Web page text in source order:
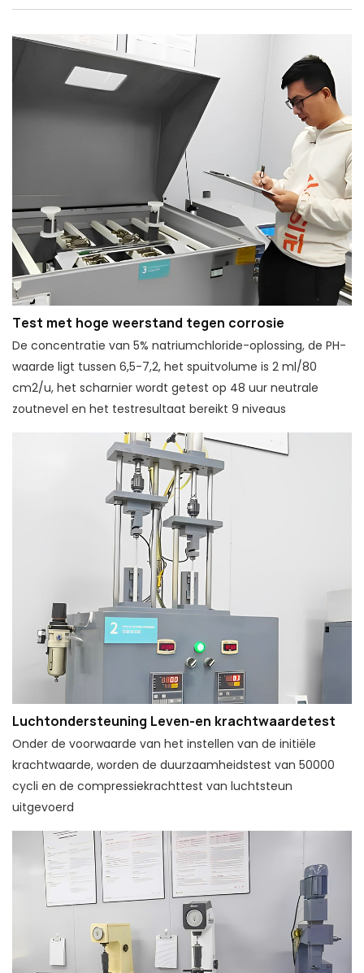
Test met hoge weerstand tegen corrosie
De concentratie van 5% natriumchloride-oplossing, de PH-
waarde ligt tussen 6,5-7,2, het spuitvolume is 2 ml/80
cm2/u, het scharnier wordt getest op 48 uur neutrale
zoutnevel en het testresultaat bereikt 9 niveaus
Luchtondersteuning Leven-en krachtwaardetest
Onder de voorwaarde van het instellen van de initiële
krachtwaarde, worden de duurzaamheidstest van 50000
cycli en de compressiekrachttest van luchtsteun
uitgevoerd